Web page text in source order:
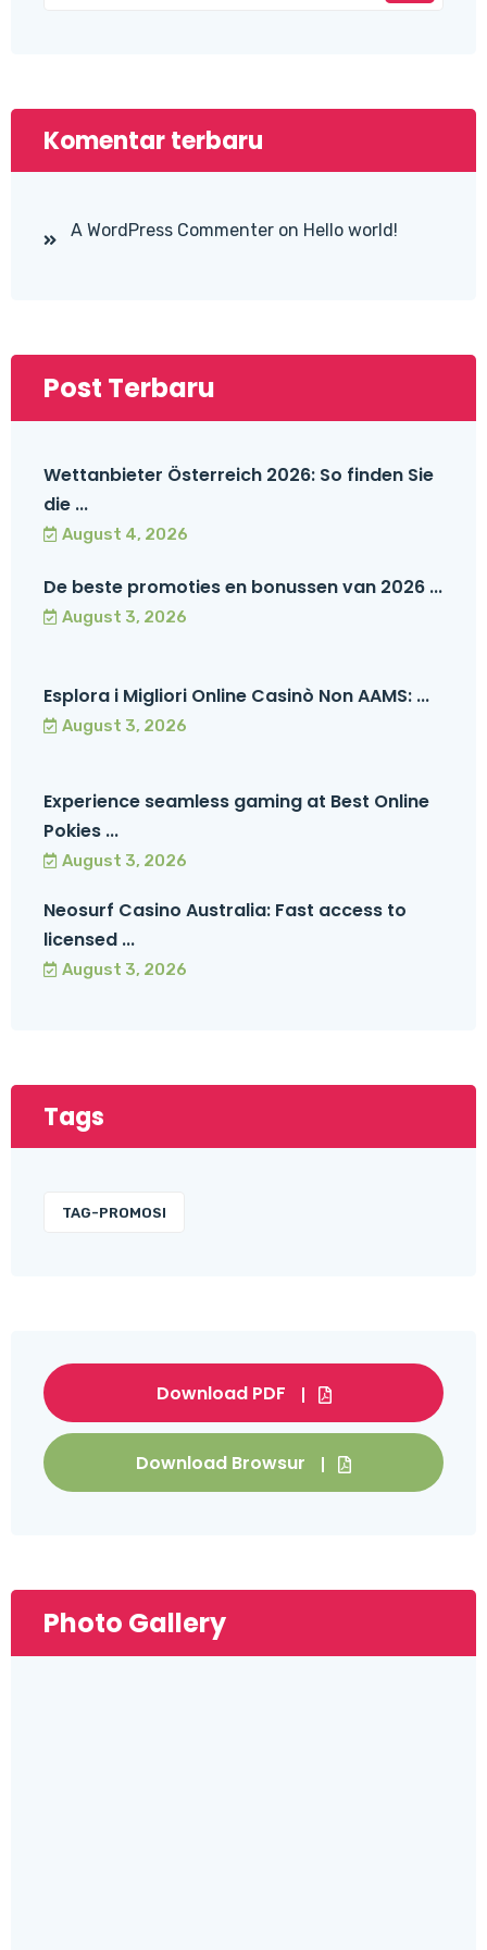
Komentar terbaru
A WordPress Commenter on Hello world!
Post Terbaru
Wettanbieter Österreich 2026: So finden Sie
die ...
August 4, 2026
De beste promoties en bonussen van 2026 ...
August 3, 2026
Esplora i Migliori Online Casinò Non AAMS: ...
August 3, 2026
Experience seamless gaming at Best Online
Pokies ...
August 3, 2026
Neosurf Casino Australia: Fast access to
licensed ...
August 3, 2026
Tags
TAG-PROMOSI
Download PDF
Download Browsur
Photo Gallery